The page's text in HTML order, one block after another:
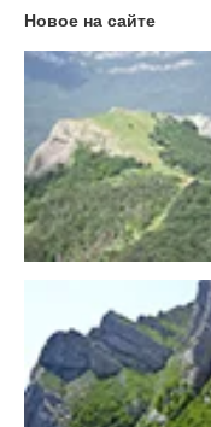
Новое на сайте